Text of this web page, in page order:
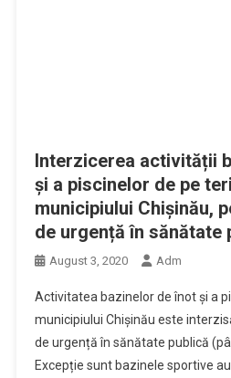
Interzicerea activității
și a piscinelor de pe
municipiului Chișinău,
de urgență în sănătate
August 3, 2020 Adm
Activitatea bazinelor de înot și a
municipiului Chișinău este
de urgență în sănătate publică
Excepție sunt bazinele sportive